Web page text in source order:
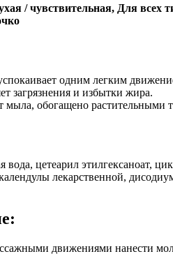
/ чувствительная, Для всех
одним легким
загрязнения и избытки жира.
мыла, обогащено растительными
вода, цетеарил этилгексаноат,
лекарственной,
движениями нанести